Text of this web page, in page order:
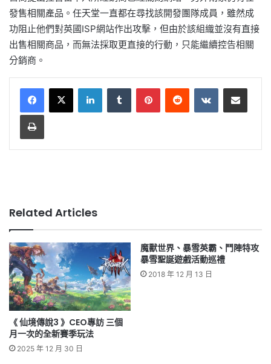
發售相關產品。任天堂一直都在尋找該開發團隊成員，雖然成
功阻止他們對英國ISP網站作出攻擊，但由於該組織並沒有直接
出售相關商品，而無法採取更直接的行動，只能繼續控告相關
分銷商。
LinkedInTumblr PinterestReddit VKontakteShare via Email
Print
Related Articles
《 仙境傳說3 》CEO專訪 三個
月一次的全新賽季玩法
2025 年 12 月 30 日
魔獸世界、暴雪英霸、鬥陣特攻
暴雪聖誕遊戲活動巡禮
2018 年 12 月 13 日